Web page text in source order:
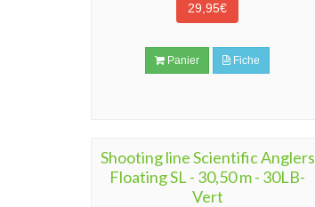
29,95€
Panier Fiche
Shooting line Scientific Anglers
Floating SL - 30,50 m - 30LB-
Vert